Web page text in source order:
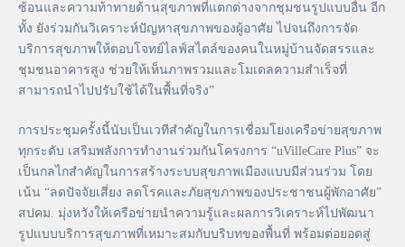
ซ้อนและความท้าทายด้านสุขภาพที่แตกต่างจากชุมชนรูปแบบอื่น อีก
ทั้ง ยังร่วมกันวิเคราะห์ปัญหาสุขภาพของผู้อาศัย ไปจนถึงการจัด
บริการสุขภาพให้ตอบโจทย์ไลฟ์สไตล์ของคนในหมู่บ้านจัดสรรและ
ชุมชนอาคารสูง ช่วยให้เห็นภาพรวมและโมเดลความสำเร็จที่
สามารถนำไปปรับใช้ได้ในพื้นที่จริง”
การประชุมครั้งนี้นับเป็นเวทีสำคัญในการเชื่อมโยงเครือข่ายสุขภาพ
ทุกระดับ เสริมพลังการทำงานร่วมกันโครงการ “uVilleCare Plus” จะ
เป็นกลไกสำคัญในการสร้างระบบสุขภาพเมืองแบบมีส่วนร่วม โดย
เน้น “ลดปัจจัยเสี่ยง ลดโรคและภัยสุขภาพของประชาชนผู้พักอาศัย”
สปคม. มุ่งหวังให้เครือข่ายนำความรู้และผลการวิเคราะห์ไปพัฒนา
รูปแบบบริการสุขภาพที่เหมาะสมกับบริบทของพื้นที่ พร้อมต่อยอดสู่